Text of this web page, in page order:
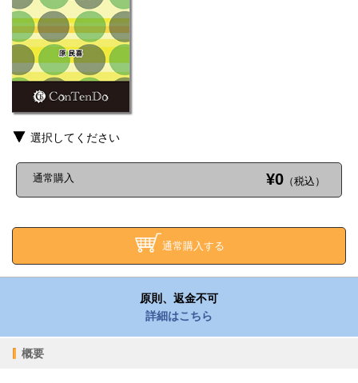
選択してください
通常購入 ¥0 （税込）
通常購入する
原則、返金不可
詳細はこちら
概要